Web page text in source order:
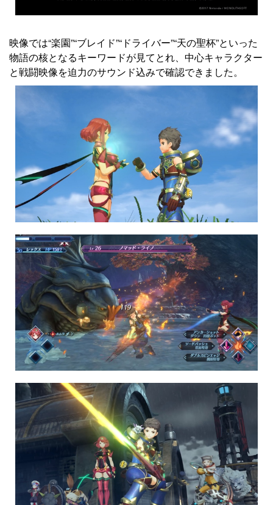
映像では“楽園”“ブレイド”“ドライバー”“天の聖杯”といった
物語の核となるキーワードが見てとれ、中心キャラクター
と戦闘映像を迫力のサウンド込みで確認できました。